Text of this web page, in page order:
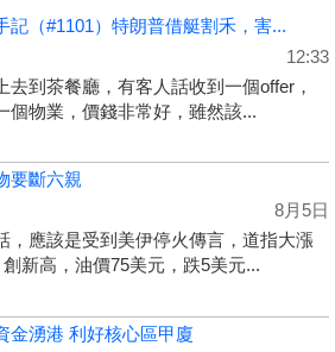
記（#1101）特朗普借艇割禾，害...
12:33
去到茶餐廳，有客人話收到一個offer，
個物業，價錢非常好，雖然該...
要斷六親
8月5日
，應該是受到美伊停火傳言，道指大漲
新高，油價75美元，跌5美元...
金湧港 利好核心區甲廈